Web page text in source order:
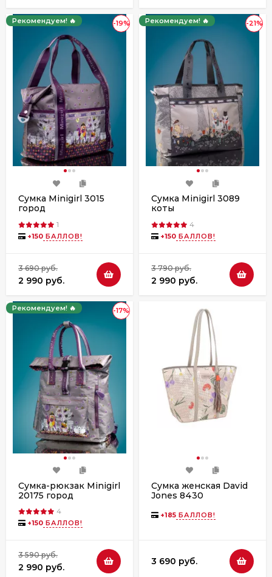
-19%
Рекомендуем! 🔥
Сумка Minigirl 3015
город
1
+150 БАЛЛОВ!
3 690 руб.
2 990 руб.
-21%
Рекомендуем! 🔥
Сумка Minigirl 3089
коты
4
+150 БАЛЛОВ!
3 790 руб.
2 990 руб.
-17%
Рекомендуем! 🔥
Сумка-рюкзак Minigirl
20175 город
4
+150 БАЛЛОВ!
3 590 руб.
2 990 руб.
Сумка женская David
Jones 8430
+185 БАЛЛОВ!
3 690 руб.